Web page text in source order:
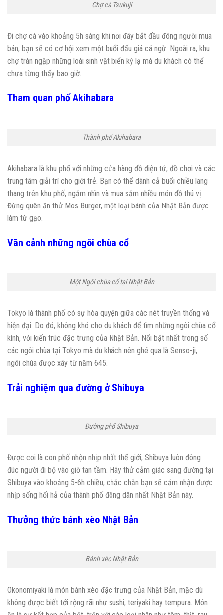
Chợ cá Tsukuji
Đi chợ cá vào khoảng 5h sáng khi nơi đây bắt đầu đông người mua
bán, bạn sẽ có cơ hội xem một buổi đấu giá cá ngừ. Ngoài ra, khu
chợ tràn ngập những loài sinh vật biển kỳ lạ mà du khách có thể
chưa từng thấy bao giờ.
Tham quan phố Akihabara
Thành phố Akihabara
Akihabara là khu phố với những cửa hàng đồ điện tử, đồ chơi và các
trung tâm giải trí cho giới trẻ. Bạn có thể dành cả buổi chiều lang
thang trên khu phố, ngắm nhìn và mua sắm nhiều món đồ thú vị.
Đừng quên ăn thử Mos Burger, một loại bánh của Nhật Bản được
làm từ gạo.
Vãn cảnh những ngôi chùa cổ
Một Ngôi chùa cổ tại Nhật Bản
Tokyo là thành phố có sự hòa quyện giữa các nét truyền thống và
hiện đại. Do đó, không khó cho du khách để tìm những ngôi chùa cổ
kính, với kiến trúc đặc trưng của Nhật Bản. Nổi bật nhất trong số
các ngôi chùa tại Tokyo mà du khách nên ghé qua là Senso-ji,
ngôi chùa được xây từ năm 645.
Trải nghiệm qua đường ở Shibuya
Đường phố Shibuya
Được coi là con phố nhộn nhịp nhất thế giới, Shibuya luôn đông
đúc người đi bộ vào giờ tan tầm. Hãy thử cảm giác sang đường tại
Shibuya vào khoảng 5-6h chiều, chắc chắn bạn sẽ cảm nhận được
nhịp sống hối hả của thành phố đông dân nhất Nhật Bản này.
Thưởng thức bánh xèo Nhật Bản
Bánh xèo Nhật Bản
Okonomiyaki là món bánh xèo đặc trưng của Nhật Bản, mặc dù
không được biết tới rộng rãi như sushi, teriyaki hay tempura. Món